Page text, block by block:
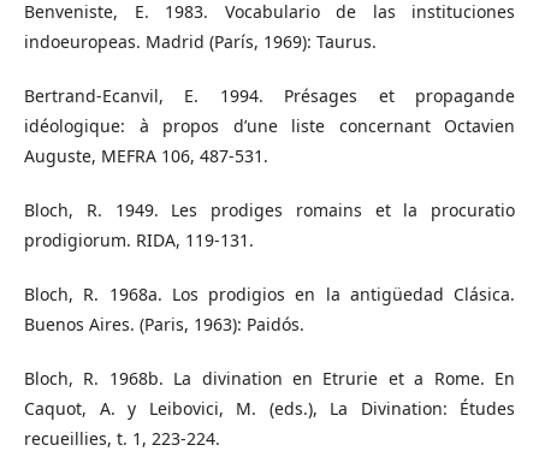
Benveniste, E. 1983. Vocabulario de las instituciones
indoeuropeas. Madrid (París, 1969): Taurus.
Bertrand-Ecanvil, E. 1994. Présages et propagande
idéologique: à propos d’une liste concernant Octavien
Auguste, MEFRA 106, 487-531.
Bloch, R. 1949. Les prodiges romains et la procuratio
prodigiorum. RIDA, 119-131.
Bloch, R. 1968a. Los prodigios en la antigüedad Clásica.
Buenos Aires. (Paris, 1963): Paidós.
Bloch, R. 1968b. La divination en Etrurie et a Rome. En
Caquot, A. y Leibovici, M. (eds.), La Divination: Études
recueillies, t. 1, 223-224.